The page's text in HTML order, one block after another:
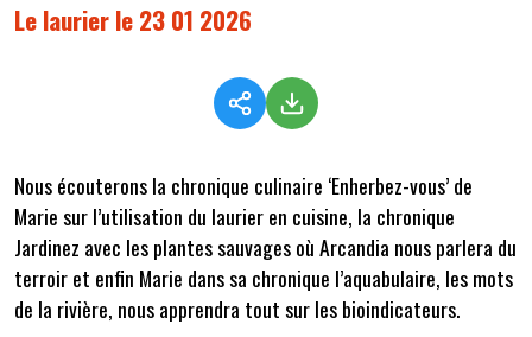
Le laurier le 23 01 2026
Nous écouterons la chronique culinaire ‘Enherbez-vous’ de
Marie sur l’utilisation du laurier en cuisine, la chronique
Jardinez avec les plantes sauvages où Arcandia nous parlera du
terroir et enfin Marie dans sa chronique l’aquabulaire, les mots
de la rivière, nous apprendra tout sur les bioindicateurs.